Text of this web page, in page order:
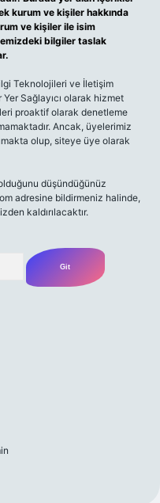
kurum ve kişiler hakkında
ve kişiler ile isim
bilgiler taslak
Teknolojileri ve İletişim
Sağlayıcı olarak hizmet
proaktif olarak denetleme
Ancak, üyelerimiz
olup, siteye üye olarak
düşündüğünüz
adresine bildirmeniz halinde,
kaldırılacaktır.